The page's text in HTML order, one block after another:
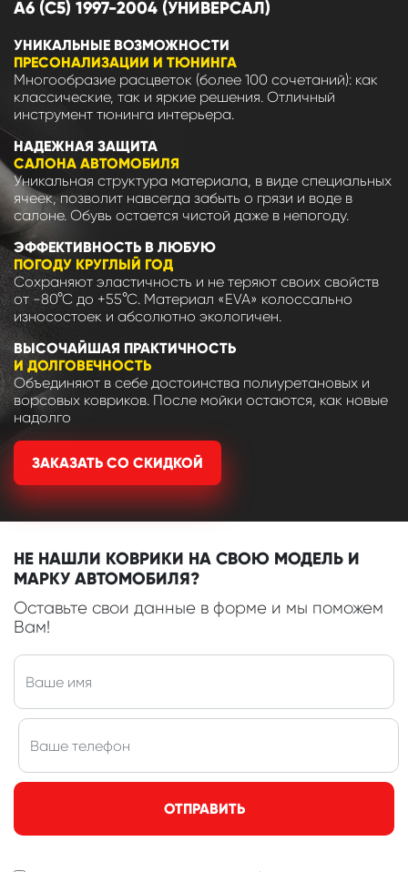
A6 (C5) 1997-2004 (УНИВЕРСАЛ)
УНИКАЛЬНЫЕ ВОЗМОЖНОСТИ
ПРЕСОНАЛИЗАЦИИ И ТЮНИНГА
Многообразие расцветок (более 100 сочетаний): как
классические, так и яркие решения. Отличный
инструмент тюнинга интерьера.
НАДЕЖНАЯ ЗАЩИТА
САЛОНА АВТОМОБИЛЯ
Уникальная структура материала, в виде специальных
ячеек, позволит навсегда забыть о грязи и воде в
салоне. Обувь остается чистой даже в непогоду.
ЭФФЕКТИВНОСТЬ В ЛЮБУЮ
ПОГОДУ КРУГЛЫЙ ГОД
Сохраняют эластичность и не теряют своих свойств
от -80°С до +55°С. Материал «EVA» колоссально
износостоек и абсолютно экологичен.
ВЫСОЧАЙШАЯ ПРАКТИЧНОСТЬ
И ДОЛГОВЕЧНОСТЬ
Объединяют в себе достоинства полиуретановых и
ворсовых ковриков. После мойки остаются, как новые
надолго
ЗАКАЗАТЬ СО СКИДКОЙ
НЕ НАШЛИ КОВРИКИ НА СВОЮ МОДЕЛЬ И
МАРКУ АВТОМОБИЛЯ?
Оставьте свои данные в форме и мы поможем
Вам!
ОТПРАВИТЬ